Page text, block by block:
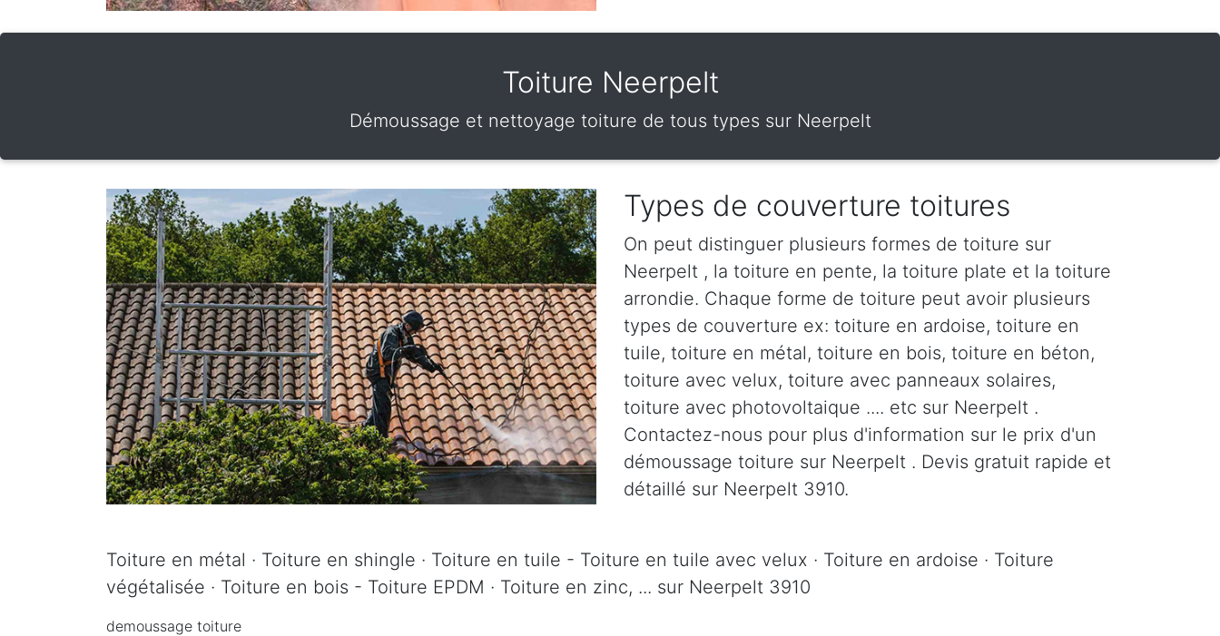
Toiture Neerpelt
Démoussage et nettoyage toiture de tous types sur Neerpelt
Types de couverture toitures
On peut distinguer plusieurs formes de toiture sur
Neerpelt , la toiture en pente, la toiture plate et la toiture
arrondie. Chaque forme de toiture peut avoir plusieurs
types de couverture ex: toiture en ardoise, toiture en
tuile, toiture en métal, toiture en bois, toiture en béton,
toiture avec velux, toiture avec panneaux solaires,
toiture avec photovoltaique .... etc sur Neerpelt .
Contactez-nous pour plus d'information sur le prix d'un
démoussage toiture sur Neerpelt . Devis gratuit rapide et
détaillé sur Neerpelt 3910.
Toiture en métal · Toiture en shingle · Toiture en tuile - Toiture en tuile avec velux · Toiture en ardoise · Toiture
végétalisée · Toiture en bois - Toiture EPDM · Toiture en zinc, ... sur Neerpelt 3910
demoussage toiture